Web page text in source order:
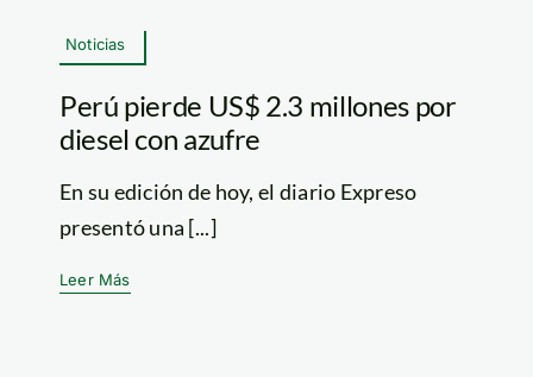
Noticias
Perú pierde US$ 2.3 millones por
diesel con azufre
En su edición de hoy, el diario Expreso
presentó una [...]
Leer Más